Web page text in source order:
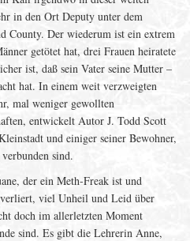
in den Ort Deputy unter dem
County. Der wiederum ist ein extrem
getötet hat, drei Frauen heiratete
ist, daß sein Vater seine Mutter –
hat. In einem weit verzweigten
mal weniger gewollten
entwickelt Autor J. Todd Scott
und einiger seiner Bewohner,
sind.
der ein Meth-Freak ist und
verliert, viel Unheil und Leid über
doch im allerletzten Moment
sind. Es gibt die Lehrerin Anne,